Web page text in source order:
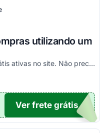
utilizando um
Consulte condições de frete grátis ativas no site. Não precisa aplicar código promocional Claro Loja!
TICO
Ver frete grátis